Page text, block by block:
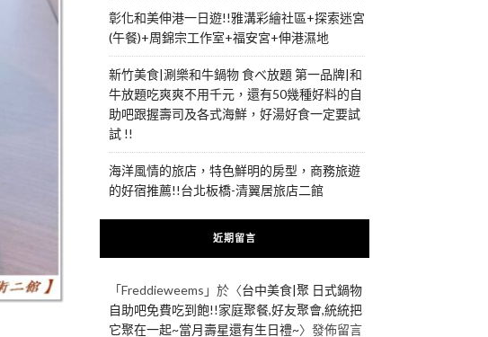
彰化和美伸港一日遊!!雅溝彩繪社區+探索迷宮
(午餐)+周錦宗工作室+福安宮+伸港濕地
新竹美食|涮樂和牛鍋物 食べ放題 第一品牌|和
牛放題吃爽爽不用千元，還有50幾種好料的自
助吧跟握壽司及各式海鮮，好湯好食一定要試
試 !!
海洋風情的旅店，特色鮮明的房型，商務旅遊
的好宿推薦!!台北板橋-清翼居旅店二館
近期留言
「Freddieweems 」於〈台中美食|聚 日式鍋物
自助吧免費吃到飽!!家庭聚餐,好友聚會,統統把
它聚在一起~當月壽星還有生日禮~〉發佈留言